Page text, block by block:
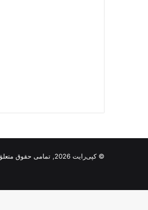
© کپی‌رایت 2026, تمامی حقوق متعلق است به |